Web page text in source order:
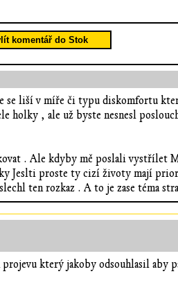
komentář do Stok
liší v míře či typu diskomfortu
holky , ale už byste nesnesl
. Ale kdyby mě poslali vystřílet
Jeslti proste ty cizí životy mají
ten rozkaz . A to je zase téma
který jakoby odsouhlasil